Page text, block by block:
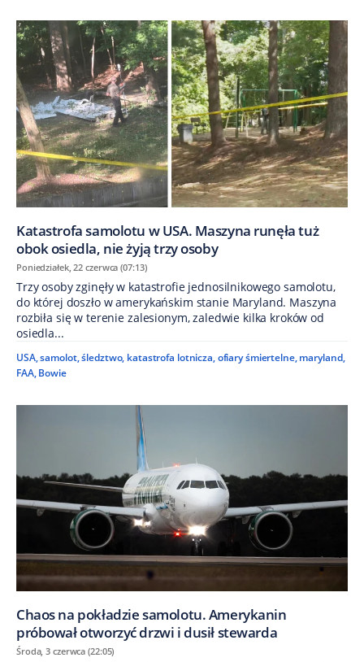
Katastrofa samolotu w USA. Maszyna runęła tuż
obok osiedla, nie żyją trzy osoby
Poniedziałek, 22 czerwca (07:13)
Trzy osoby zginęły w katastrofie jednosilnikowego samolotu,
do której doszło w amerykańskim stanie Maryland. Maszyna
rozbiła się w terenie zalesionym, zaledwie kilka kroków od
osiedla...
USA,samolot,śledztwo, katastrofa lotnicza,ofiary śmiertelne, maryland,
FAA, Bowie
Chaos na pokładzie samolotu. Amerykanin
próbował otworzyć drzwi i dusił stewarda
Środa, 3 czerwca (22:05)